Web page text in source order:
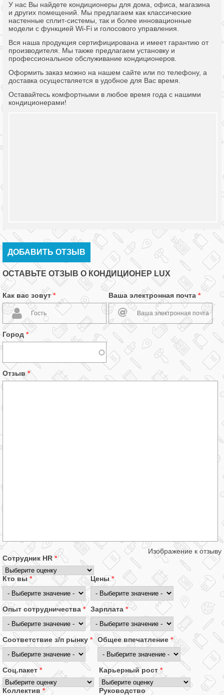
У нас Вы найдете кондиционеры для дома, офиса, магазина
и других помещений. Мы предлагаем как классические
настенные сплит-системы, так и более инновационные
модели с функцией Wi-Fi и голосового управления.
Вся наша продукция сертифицирована и имеет гарантию от
производителя. Мы также предлагаем установку и
профессиональное обслуживание кондиционеров.
Оформить заказ можно на нашем сайте или по телефону, а
доставка осуществляется в удобное для Вас время.
Оставайтесь комфортными в любое время года с нашими
кондиционерами!
ДОБАВИТЬ ОТЗЫВ
ОСТАВЬТЕ ОТЗЫВ О КОНДИЦИОНЕР LUX
Как вас зовут* Ваша электронная почта *
Город *
Отзыв*
Изображение к отзыву
Сотрудник HR *
Кто вы* Цены*
Опыт сотрудничества * Зарплата *
Соответствие з/п рынку * Общее впечатление *
Соц.пакет * Карьерный рост*
Коллектив* Руководство